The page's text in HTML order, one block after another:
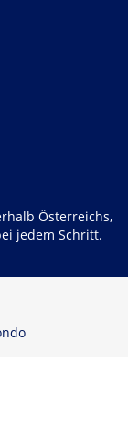
Österreichs,
jedem Schritt.